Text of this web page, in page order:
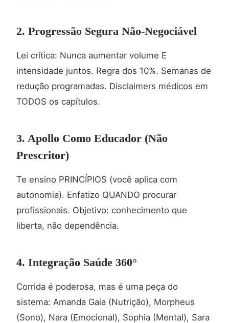
2. Progressão Segura Não-Negociável
Lei crítica: Nunca aumentar volume E
intensidade juntos. Regra dos 10%. Semanas de
redução programadas. Disclaimers médicos em
TODOS os capítulos.
3. Apollo Como Educador (Não
Prescritor)
Te ensino PRINCÍPIOS (você aplica com
autonomia). Enfatizo QUANDO procurar
profissionais. Objetivo: conhecimento que
liberta, não dependência.
4. Integração Saúde 360°
Corrida é poderosa, mas é uma peça do
sistema: Amanda Gaia (Nutrição), Morpheus
(Sono), Nara (Emocional), Sophia (Mental), Sara